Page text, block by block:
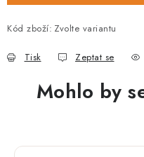
Kód zboží: Zvolte variantu
Tisk Zeptat se
Mohlo by